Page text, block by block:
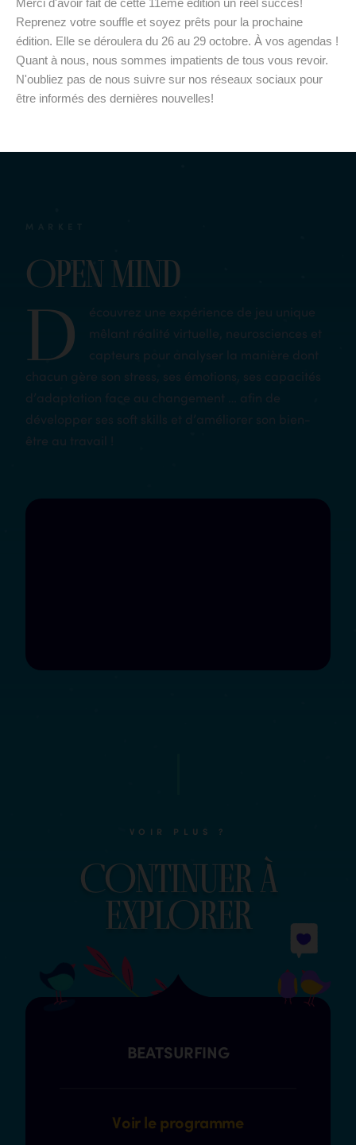
Open Mind
D
écouvrez une expérience de jeu unique
mêlant réalité virtuelle, neurosciences et
capteurs pour analyser la manière dont
chacun gère son stress, ses émotions, ses capacités
d’adaptation face au changement … afin de
développer ses soft skills et d’améliorer son bien-
être au travail !
VOIR PLUS ?
COntinuer à
explOrer
BEATSURFING
Voir le programme
Reprenez votre souffle et soyez prêts pour la prochaine
édition. Elle se déroulera du 26 au 29 octobre. À vos agendas !
Quant à nous, nous sommes impatients de tous vous revoir.
N'oubliez pas de nous suivre sur nos réseaux sociaux pour
être informés des dernières nouvelles!